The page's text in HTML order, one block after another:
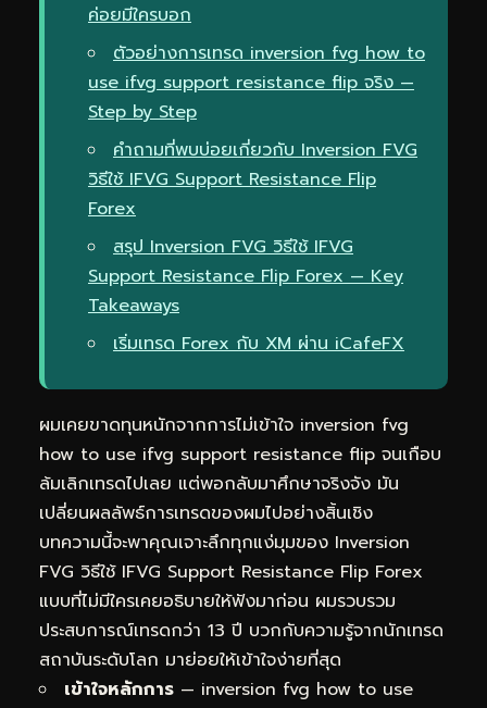
ค่อยมีใครบอก
ตัวอย่างการเทรด inversion fvg how to
use ifvg support resistance flip จริง —
Step by Step
คำถามที่พบบ่อยเกี่ยวกับ Inversion FVG
วิธีใช้ IFVG Support Resistance Flip
Forex
สรุป Inversion FVG วิธีใช้ IFVG
Support Resistance Flip Forex — Key
Takeaways
เริ่มเทรด Forex กับ XM ผ่าน iCafeFX
ผมเคยขาดทุนหนักจากการไม่เข้าใจ inversion fvg
how to use ifvg support resistance flip จนเกือบ
ล้มเลิกเทรดไปเลย แต่พอกลับมาศึกษาจริงจัง มัน
เปลี่ยนผลลัพธ์การเทรดของผมไปอย่างสิ้นเชิง
บทความนี้จะพาคุณเจาะลึกทุกแง่มุมของ Inversion
FVG วิธีใช้ IFVG Support Resistance Flip Forex
แบบที่ไม่มีใครเคยอธิบายให้ฟังมาก่อน ผมรวบรวม
ประสบการณ์เทรดกว่า 13 ปี บวกกับความรู้จากนักเทรด
สถาบันระดับโลก มาย่อยให้เข้าใจง่ายที่สุด
เข้าใจหลักการ — inversion fvg how to use